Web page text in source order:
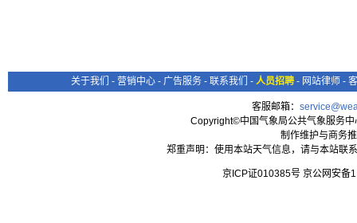
关于我们 - 营销中心 - 广告服务 - 联系我们 - 人员招聘 - 网站律师 -
客服邮箱：
Copyright©中国气象局公共气象服务
制作维护与商务
郑重声明：使用本站天气信息，请与本站联
京ICP证010385号 京公网安备